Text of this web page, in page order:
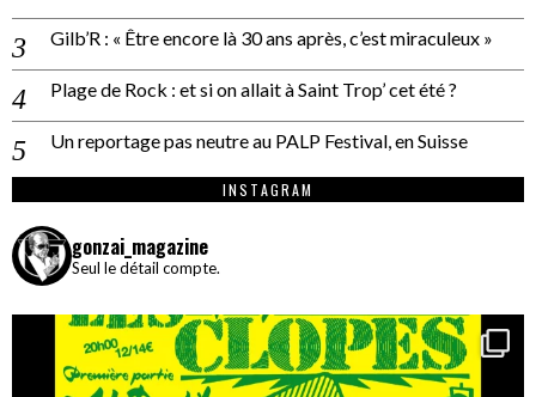
Gilb’R : « Être encore là 30 ans après, c’est miraculeux »
Plage de Rock : et si on allait à Saint Trop’ cet été ?
Un reportage pas neutre au PALP Festival, en Suisse
INSTAGRAM
gonzai_magazine
Seul le détail compte.